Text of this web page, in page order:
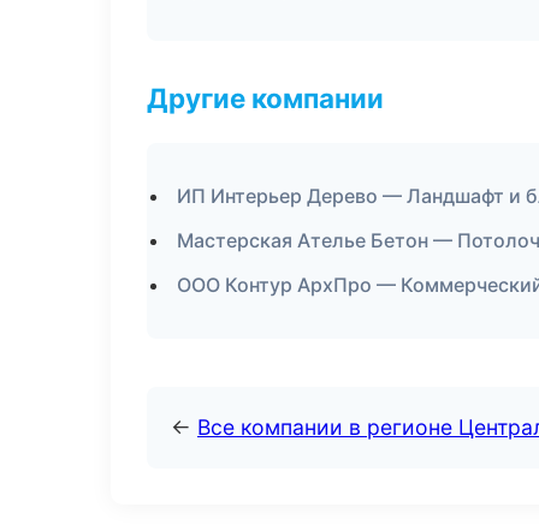
Другие компании
ИП Интерьер Дерево — Ландшафт и
Мастерская Ателье Бетон —
ООО Контур АрхПро —
← Все компании в регионе